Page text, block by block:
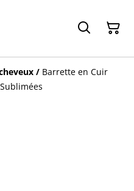
/ Barrette en Cuir